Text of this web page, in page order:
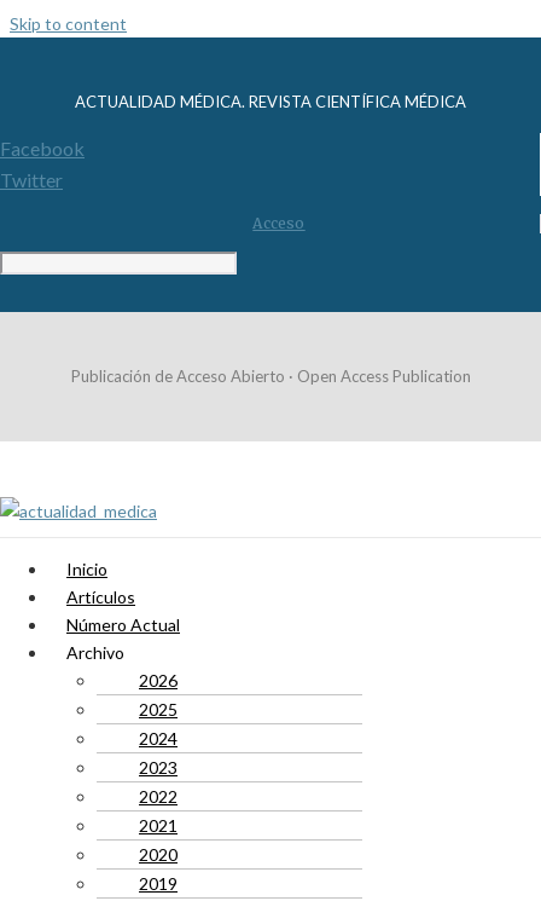
Skip to content
ACTUALIDAD MÉDICA. REVISTA CIENTÍFICA MÉDICA
Facebook
Twitter
Acceso
Publicación de Acceso Abierto · Open Access Publication
Inicio
Artículos
Número Actual
Archivo
2026
2025
2024
2023
2022
2021
2020
2019